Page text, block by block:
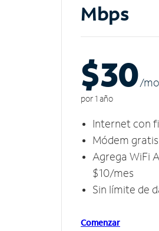
Mbps
$30/mo
por 1 año
Internet con
Módem gratis
Agrega WiFi
$10/mes
Sin límite de
Comenzar